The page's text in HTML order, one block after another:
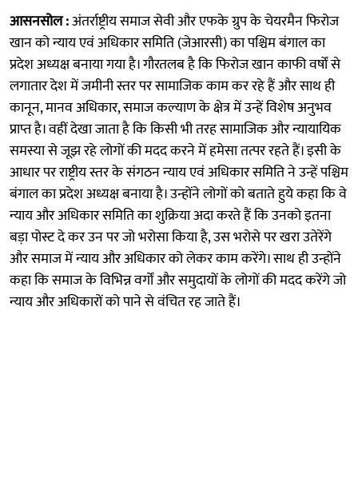
आसनसोल :अंतर्राष्ट्रीय समाज सेवी और एफके ग्रुप के चेयरमैन फिरोज
खान को न्याय एवं अधिकार समिति (जेआरसी) का पश्चिम बंगाल का
प्रदेश अध्यक्ष बनाया गया है। गौरतलब है कि फिरोज खान काफी वर्षों से
लगातार देश में जमीनी स्तर पर सामाजिक काम कर रहे हैं और साथ ही
कानून, मानव अधिकार, समाज कल्याण के क्षेत्र में उन्हें विशेष अनुभव
प्राप्त है। वहीं देखा जाता है कि किसी भी तरह सामाजिक और न्यायायिक
समस्या से जूझ रहे लोगों की मदद करने में हमेसा तत्पर रहते हैं। इसी के
आधार पर राष्ट्रीय स्तर के संगठन न्याय एवं अधिकार समिति ने उन्हें पश्चिम
बंगाल का प्रदेश अध्यक्ष बनाया है। उन्होंने लोगों को बताते हुये कहा कि वे
न्याय और अधिकार समिति का शुक्रिया अदा करते हैं कि उनको इतना
बड़ा पोस्ट दे कर उन पर जो भरोसा किया है, उस भरोसे पर खरा उतेरेंगे
और समाज में न्याय और अधिकार को लेकर काम करेंगे। साथ ही उन्होंने
कहा कि समाज के विभिन्न वर्गों और समुदायों के लोगों की मदद करेंगे जो
न्याय और अधिकारों को पाने से वंचित रह जाते हैं।